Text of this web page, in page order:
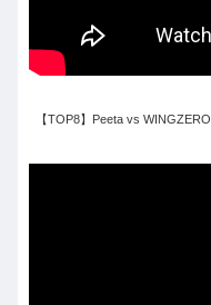
【TOP8】Peeta vs WINGZERO